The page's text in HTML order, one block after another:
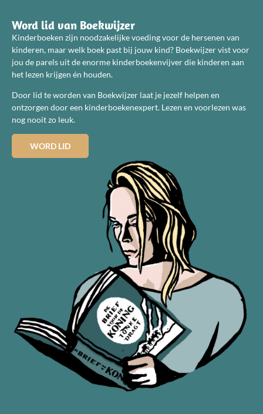
Word lid van Boekwijzer
Kinderboeken zijn noodzakelijke voeding voor de hersenen van
kinderen, maar welk boek past bij jouw kind? Boekwijzer vist voor
jou de parels uit de enorme kinderboekenvijver die kinderen aan
het lezen krijgen én houden.
Door lid te worden van Boekwijzer laat je jezelf helpen en
ontzorgen door een kinderboekenexpert. Lezen en voorlezen was
nog nooit zo leuk.
WORD LID